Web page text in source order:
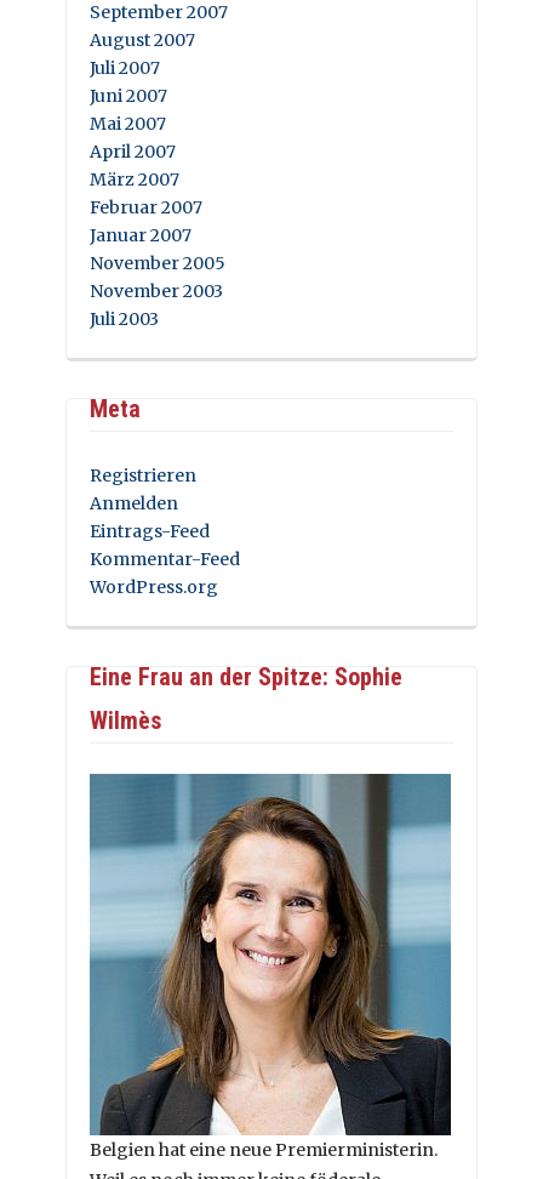
September 2007
August 2007
Juli 2007
Juni 2007
Mai 2007
April 2007
März 2007
Februar 2007
Januar 2007
November 2005
November 2003
Juli 2003
Meta
Registrieren
Anmelden
Eintrags-Feed
Kommentar-Feed
WordPress.org
Eine Frau an der Spitze: Sophie
Wilmès
Belgien hat eine neue Premierministerin.